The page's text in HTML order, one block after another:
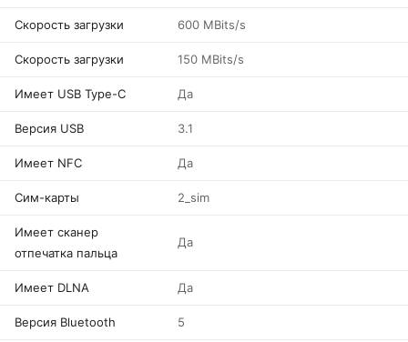
Скорость загрузки 600 MBits/s
Скорость загрузки 150 MBits/s
Имеет USB Type-C Да
Версия USB 3.1
Имеет NFC Да
Сим-карты 2_sim
Имеет сканер
отпечатка пальца
Да
Имеет DLNA Да
Версия Bluetooth 5